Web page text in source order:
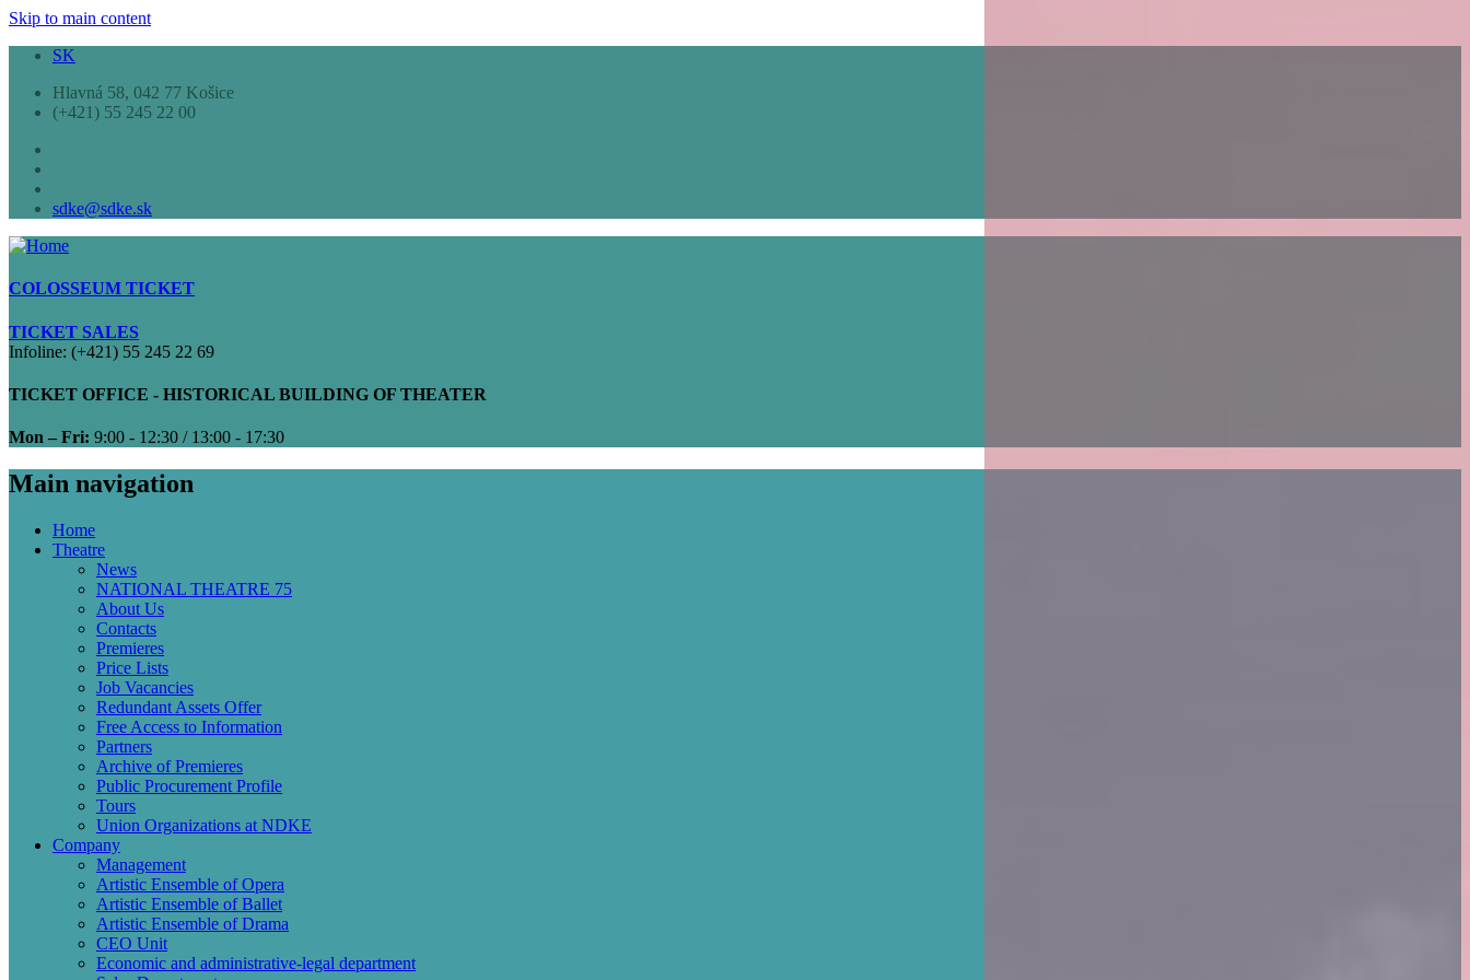
Skip to main content
SK
Hlavná 58, 042 77 Košice
(+421) 55 245 22 00
sdke@sdke.sk
COLOSSEUM TICKET
TICKET SALES
Infoline: (+421) 55 245 22 69
TICKET OFFICE - HISTORICAL BUILDING OF THEATER
Mon – Fri: 9:00 - 12:30 / 13:00 - 17:30
Main navigation
Home
Theatre
News
NATIONAL THEATRE 75
About Us
Contacts
Premieres
Price Lists
Job Vacancies
Redundant Assets Offer
Free Access to Information
Partners
Archive of Premieres
Public Procurement Profile
Tours
Union Organizations at NDKE
Company
Management
Artistic Ensemble of Opera
Artistic Ensemble of Ballet
Artistic Ensemble of Drama
CEO Unit
Economic and administrative-legal department